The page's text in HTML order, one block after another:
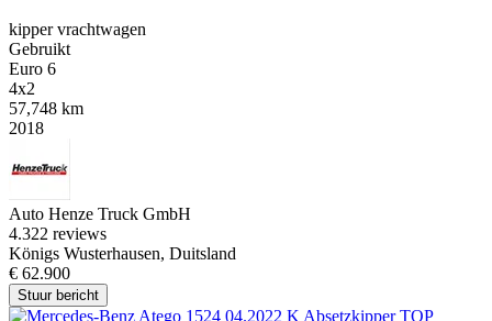
kipper vrachtwagen
Gebruikt
Euro 6
4x2
57,748 km
2018
Auto Henze Truck GmbH
4.322 reviews
Königs Wusterhausen, Duitsland
€ 62.900
Stuur bericht